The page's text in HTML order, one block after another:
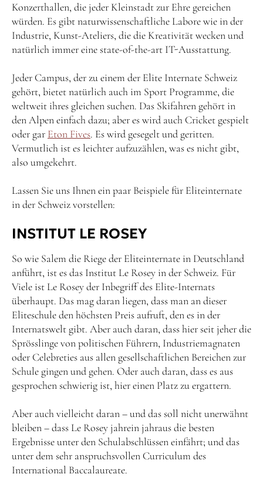
Konzerthallen, die jeder Kleinstadt zur Ehre gereichen
würden. Es gibt naturwissenschaftliche Labore wie in der
Industrie, Kunst-Ateliers, die die Kreativität wecken und
natürlich immer eine state-of-the-art IT-Ausstattung.
Jeder Campus, der zu einem der Elite Internate Schweiz
gehört, bietet natürlich auch im Sport Programme, die
weltweit ihres gleichen suchen. Das Skifahren gehört in
den Alpen einfach dazu; aber es wird auch Cricket gespielt
oder gar Eton Fives. Es wird gesegelt und geritten.
Vermutlich ist es leichter aufzuzählen, was es nicht gibt,
also umgekehrt.
Lassen Sie uns Ihnen ein paar Beispiele für Eliteinternate
in der Schweiz vorstellen:
INSTITUT LE ROSEY
So wie Salem die Riege der Eliteinternate in Deutschland
anführt, ist es das Institut Le Rosey in der Schweiz. Für
Viele ist Le Rosey der Inbegriff des Elite-Internats
überhaupt. Das mag daran liegen, dass man an dieser
Eliteschule den höchsten Preis aufruft, den es in der
Internatswelt gibt. Aber auch daran, dass hier seit jeher die
Sprösslinge von politischen Führern, Industriemagnaten
oder Celebreties aus allen gesellschaftlichen Bereichen zur
Schule gingen und gehen. Oder auch daran, dass es aus
gesprochen schwierig ist, hier einen Platz zu ergattern.
Aber auch vielleicht daran – und das soll nicht unerwähnt
bleiben – dass Le Rosey jahrein jahraus die besten
Ergebnisse unter den Schulabschlüssen einfährt; und das
unter dem sehr anspruchsvollen Curriculum des
International Baccalaureate.